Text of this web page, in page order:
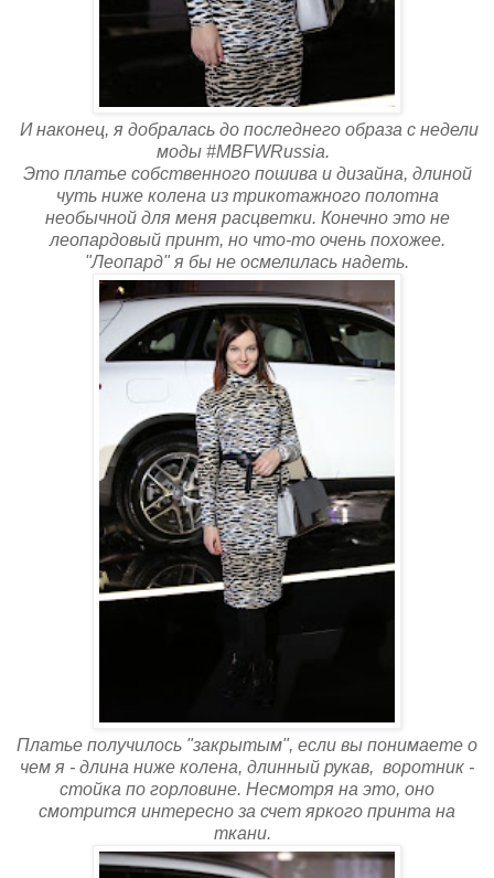
И наконец, я добралась до последнего образа с недели
моды #MBFWRussia.
Это платье собственного пошива и дизайна, длиной
чуть ниже колена из трикотажного полотна
необычной для меня расцветки. Конечно это не
леопардовый принт, но что-то очень похожее.
"Леопард" я бы не осмелилась надеть.
Платье получилось "закрытым", если вы понимаете о
чем я - длина ниже колена, длинный рукав, воротник -
стойка по горловине. Несмотря на это, оно
смотрится интересно за счет яркого принта на
ткани.